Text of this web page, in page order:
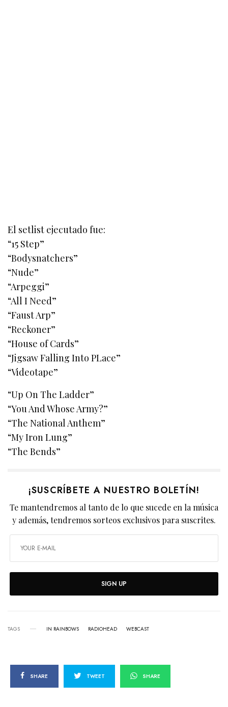
El setlist ejecutado fue:
“15 Step”
“Bodysnatchers”
“Nude”
“Arpeggi”
“All I Need”
“Faust Arp”
“Reckoner”
“House of Cards”
“Jigsaw Falling Into PLace”
“Videotape”
“Up On The Ladder”
“You And Whose Army?”
“The National Anthem”
“My Iron Lung”
“The Bends”
¡SUSCRÍBETE A NUESTRO BOLETÍN!
Te mantendremos al tanto de lo que sucede en la música
y además, tendremos sorteos exclusivos para suscrites.
SIGN UP
TAGS IN RAINBOWS RADIOHEAD WEBCAST
SHARE TWEET SHARE